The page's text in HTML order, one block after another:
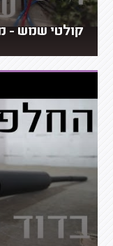
קולטי שמש -